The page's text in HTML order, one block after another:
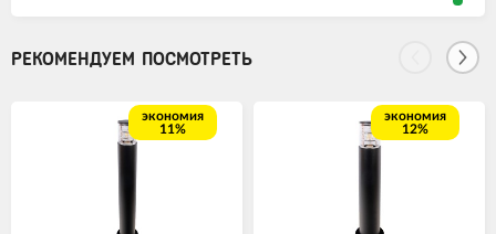
РЕКОМЕНДУЕМ ПОСМОТРЕТЬ
экономия
11%
экономия
12%